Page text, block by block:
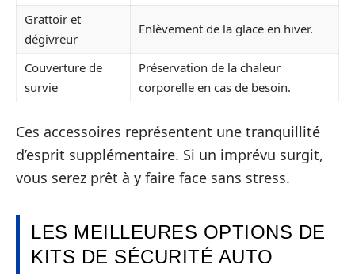
Grattoir et
dégivreur
Enlèvement de la glace en hiver.
Couverture de
survie
Préservation de la chaleur
corporelle en cas de besoin.
Ces accessoires représentent une tranquillité
d’esprit supplémentaire. Si un imprévu surgit,
vous serez prêt à y faire face sans stress.
LES MEILLEURES OPTIONS DE
KITS DE SÉCURITÉ AUTO